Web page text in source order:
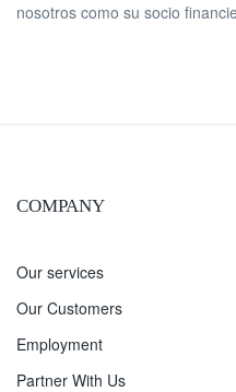
nosotros como su socio
COMPANY
Our services
Our Customers
Employment
Partner With Us